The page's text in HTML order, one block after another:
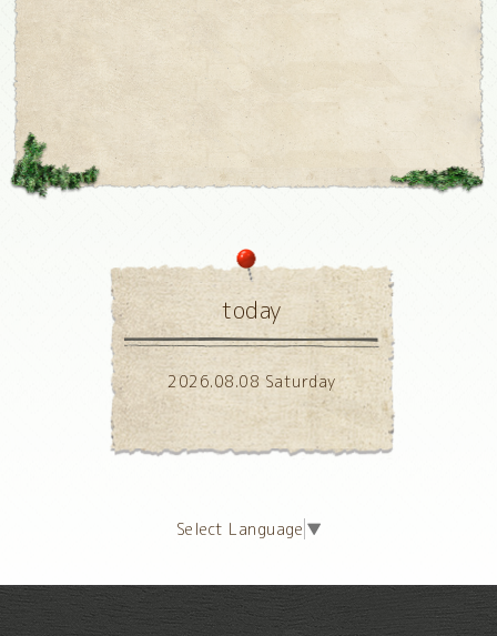
today
2026.08.08 Saturday
Select Language ▼